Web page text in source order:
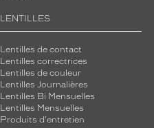
LENTILLES
Lentilles de contact
Lentilles correctrices
Lentilles de couleur
Lentilles Journalières
Lentilles Bi Mensuelles
Lentilles Mensuelles
Produits d'entretien